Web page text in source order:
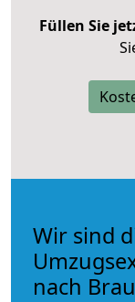
Füllen Sie
Wir sind
nach